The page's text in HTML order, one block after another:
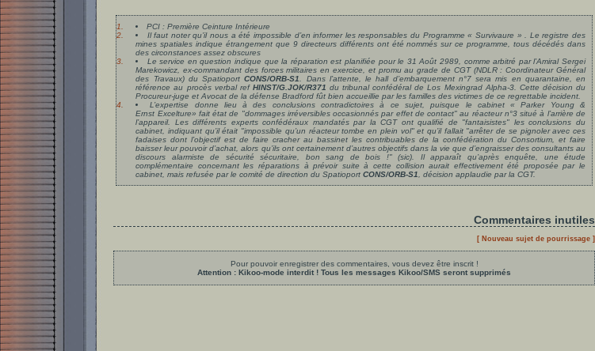
1.
PCI : Première Ceinture Intérieure
2.
Il faut noter qu’il nous a été impossible d’en informer les responsables du Programme « Survivaure » . Le registre des
mines spatiales indique étrangement que 9 directeurs différents ont été nommés sur ce programme, tous décédés dans
des circonstances assez obscures
3.
Le service en question indique que la réparation est planifiée pour le 31 Août 2989, comme arbitré par l’Amiral Sergei
Marekowicz, ex-commandant des forces militaires en exercice, et promu au grade de CGT (NDLR : Coordinateur Général
des Travaux) du SpatioportCONS/ORB-S1
. Dans l’attente, le hall d’embarquement n°7 sera mis en quarantaine, en
référence au procès verbal ref HINST/G.JOK/R371 du tribunal confédéral de Los Mexingrad Alpha-3. Cette décision du
Procureur-juge et Avocat de la défense Bradford fût bien accueillie par les familles des victimes de ce regrettable incident.
4.
L’expertise donne lieu à des conclusions contradictoires à ce sujet, puisque le cabinet « Parker Young &
Ernst Excelture» fait état de "dommages irréversibles occasionnés par effet de contact" au réacteur n°3 situé à l’arrière de
l’appareil. Les différents experts confédéraux mandatés par la CGT ont qualifié de "fantaisistes" les conclusions du
cabinet, indiquant qu’il était "impossible qu’un réacteur tombe en plein vol" et qu’il fallait "arrêter de se pignoler avec ces
fadaises dont l’objectif est de faire cracher au bassinet les contribuables de la confédération du Consortium, et faire
baisser leur pouvoir d’achat, alors qu’ils ont certainement d’autres objectifs dans la vie que d’engraisser des consultants au
discours alarmiste de sécurité sécuritaire, bon sang de bois !" (sic). Il apparaît qu’après enquête, une étude
complémentaire concernant les réparations à prévoir suite à cette collision aurait effectivement été proposée par le
cabinet, mais refusée par le comité de direction du SpatioportCONS/ORB-S1 , décision applaudie par la CGT.
Commentaires inutiles
[ Nouveau sujet de pourrissage ]
Pour pouvoir enregistrer des commentaires, vous devez être inscrit !
Attention : Kikoo-mode interdit ! Tous les messages Kikoo/SMS seront supprimés